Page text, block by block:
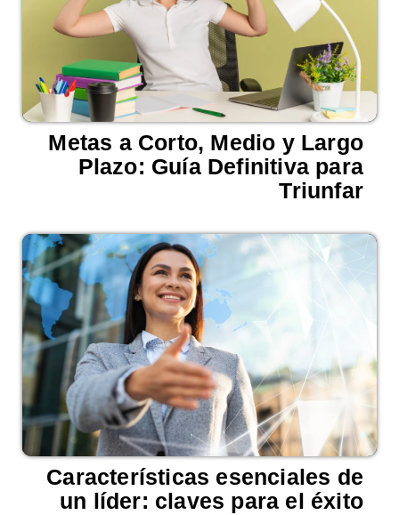
Metas a Corto, Medio y Largo
Plazo: Guía Definitiva para
Triunfar
Características esenciales de
un líder: claves para el éxito